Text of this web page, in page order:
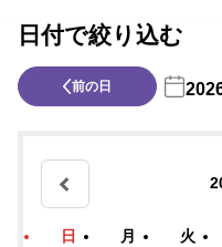
日付で絞り込む
前の日
日 月 火